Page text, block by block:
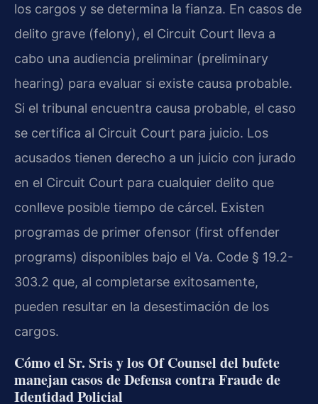
los cargos y se determina la fianza. En casos de
delito grave (felony), el Circuit Court lleva a
cabo una audiencia preliminar (preliminary
hearing) para evaluar si existe causa probable.
Si el tribunal encuentra causa probable, el caso
se certifica al Circuit Court para juicio. Los
acusados tienen derecho a un juicio con jurado
en el Circuit Court para cualquier delito que
conlleve posible tiempo de cárcel. Existen
programas de primer ofensor (first offender
programs) disponibles bajo el Va. Code § 19.2-
303.2 que, al completarse exitosamente,
pueden resultar en la desestimación de los
cargos.
Cómo el Sr. Sris y los Of Counsel del bufete
manejan casos de Defensa contra Fraude de
Identidad Policial